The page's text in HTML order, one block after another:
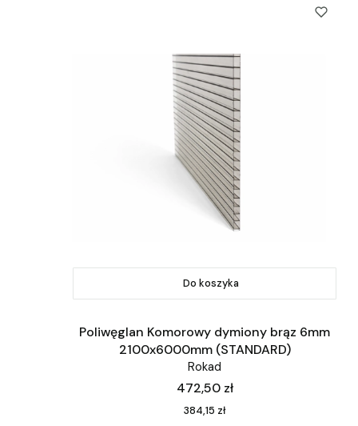
Do koszyka
Poliwęglan Komorowy dymiony brąz 6mm
2100x6000mm (STANDARD)
Rokad
Cena
472,50 zł
Cena
384,15 zł